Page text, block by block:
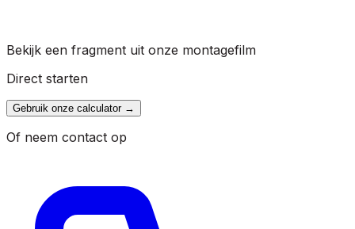
Bekijk een fragment uit onze montagefilm
Direct starten
Gebruik onze calculator→
Of neem contact op